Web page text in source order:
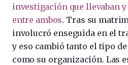
investigación que llevaban
entre ambos. Tras su
involucró enseguida en el
y eso cambió tanto el tipo
como su organización. Las